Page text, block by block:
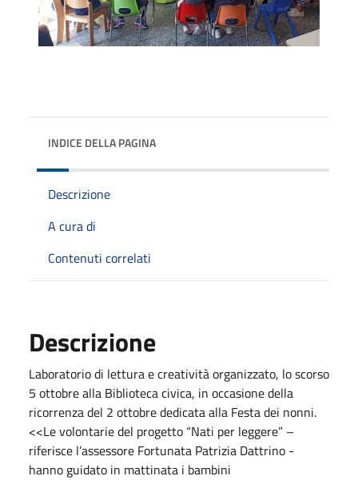
INDICE DELLA PAGINA
Descrizione
A cura di
Contenuti correlati
Descrizione
Laboratorio di lettura e creatività organizzato, lo scorso
5 ottobre alla Biblioteca civica, in occasione della
ricorrenza del 2 ottobre dedicata alla Festa dei nonni.
<<Le volontarie del progetto “Nati per leggere” –
riferisce l’assessore Fortunata Patrizia Dattrino -
hanno guidato in mattinata i bambini